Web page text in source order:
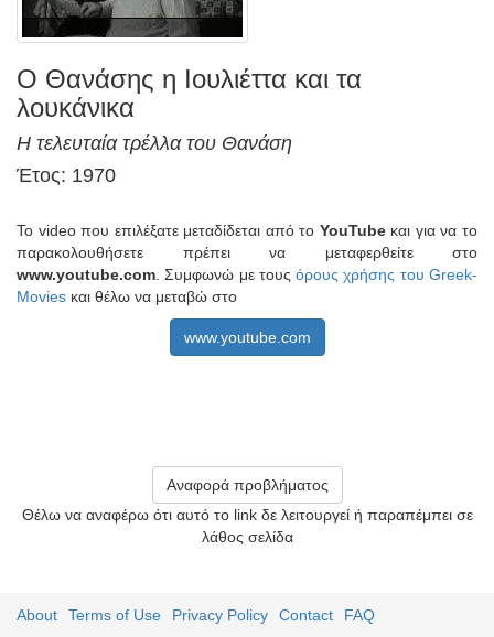
Ο Θανάσης η Ιουλιέττα και τα
λουκάνικα
Η τελευταία τρέλλα του Θανάση
Έτος: 1970
Το video που επιλέξατε μεταδίδεται από το YouTubeκαι για να το
παρακολουθήσετε πρέπει να μεταφερθείτε στο
www.youtube.com . Συμφωνώ με τουςόρους χρήσης του Greek-
Movies και θέλω να μεταβώ στο
www.youtube.com
Αναφορά προβλήματος
Θέλω να αναφέρω ότι αυτό το link δε λειτουργεί ή παραπέμπει σε
λάθος σελίδα
About Terms of Use Privacy Policy Contact FAQ